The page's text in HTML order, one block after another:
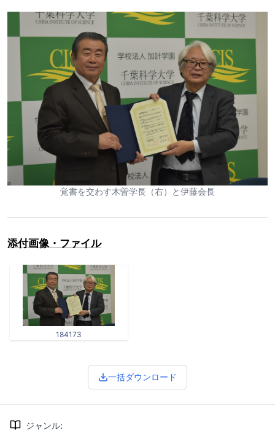
覚書を交わす木曽学長（右）と伊藤会長
添付画像・ファイル
184173
一括ダウンロード
ジャンル: